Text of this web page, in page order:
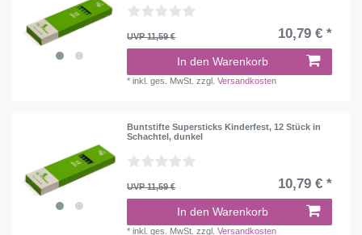
UVP 11,59 € 10,79 € *
In den Warenkorb
*inkl. ges. MwSt. zzgl.Versandkosten
Buntstifte Supersticks Kinderfest, 12 Stück in
Schachtel, dunkel
UVP 11,59 € 10,79 € *
In den Warenkorb
*inkl. ges. MwSt. zzgl.Versandkosten